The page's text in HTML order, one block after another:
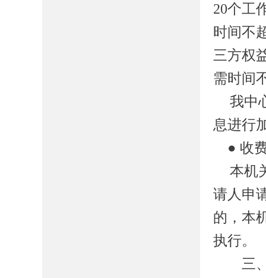
20个工
时间不
三方权
需时间
我中
息进行
● 收
本机
请人申
的，本
执行。
三、